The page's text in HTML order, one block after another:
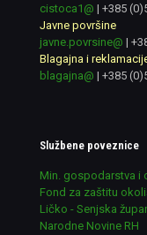
cistoca1@ | +385
Javne površine
javne.povrsine@ |
Blagajna i
blagajna@ | +385
Službene poveznice
Min. gospodarstva i
Fond za zaštitu
Ličko - Senjska
Narodne Novine RH